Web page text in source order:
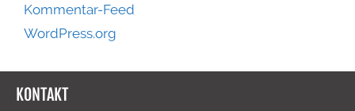
Kommentar-Feed
WordPress.org
KONTAKT